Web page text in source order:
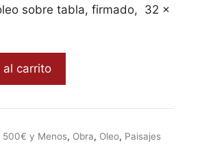
original
actual
sobre tabla, firmado, 32 x
al carrito
500€ y Menos, Obra, Oleo, Paisajes